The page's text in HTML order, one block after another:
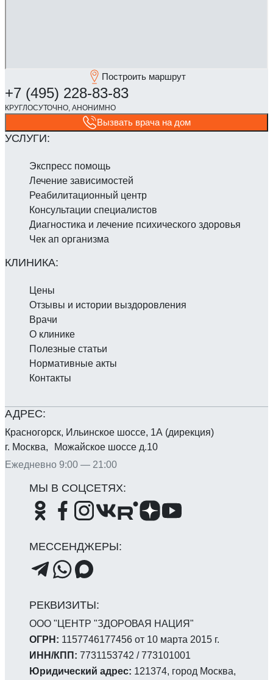
Построить маршрут
Вызвать врача на дом
ООО "ЦЕНТР "ЗДОРОВАЯ НАЦИЯ"
ОГРН: 1157746177456 от 10 марта 2015 г.
ИНН/КПП: 7731153742 / 773101001
Юридический адрес: 121374, город Москва,
Красногорск, Ильинское шоссе, 1А (дирекция)
г. Москва, Можайское шоссе д.10
Ежедневно 9:00 — 21:00
Экспресс помощь
Лечение зависимостей
Реабилитаци­онный центр
Консультации специалистов
Диагностика и лечение психического здоровья
Чек ап организма
Цены
Отзывы и истории выздоровления
Врачи
О клинике
Полезные статьи
Нормативные акты
Контакты